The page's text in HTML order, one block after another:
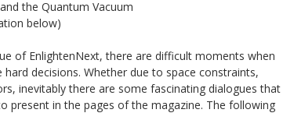
the Quantum Vacuum
below)
of EnlightenNext, there are difficult moments when
decisions. Whether due to space constraints,
inevitably there are some fascinating dialogues that
present in the pages of the magazine. The following